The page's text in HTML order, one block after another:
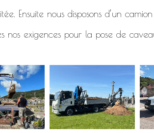
Ensuite nous disposons d’un
nos exigences pour la pose de